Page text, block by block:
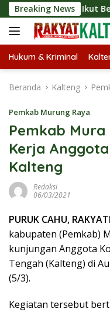
Langsung
ke
konten
Breaking News
Heriyus Ikut Bermain
Hukum & Kriminal
Beranda Kalteng
Pemkab Murung Raya
Pemkab
Kerja Anggota
Kalteng
Redaksi
06/03/2021
PURUK CAHU,
kabupaten (Pemkab)
kunjungan Anggota
Tengah (Kalteng) di
(5/3).
Kegiatan tersebut